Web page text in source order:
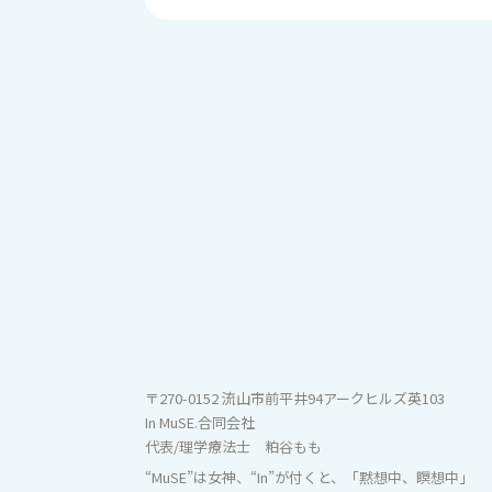
〒270-0152流山市前平井94アークヒルズ英103
In MuSE.合同会社
代表/理学療法士 粕谷もも
“MuSE”は女神、“In”が付くと、「黙想中、瞑想中」